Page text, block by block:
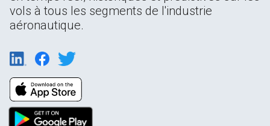
vols à tous les segments de l'industrie
aéronautique.